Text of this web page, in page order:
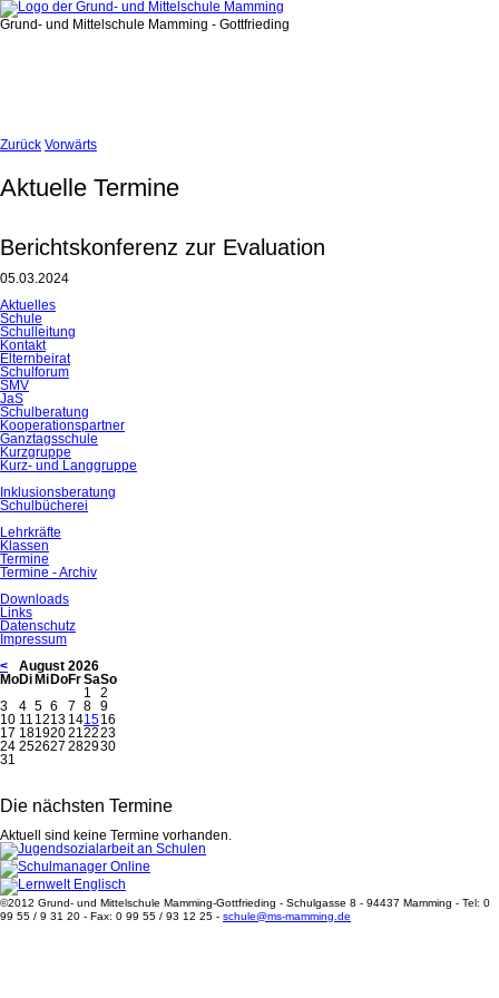
Grund- und Mittelschule Mamming - Gottfrieding
Zurück Vorwärts
Aktuelle Termine
Berichtskonferenz zur Evaluation
05.03.2024
Navigation
überspringen
Aktuelles
Schule
Schulleitung
Kontakt
Elternbeirat
Schulforum
SMV
JaS
Schulberatung
Kooperationspartner
Ganztagsschule
Kurzgruppe
Kurz- und Langgruppe
Inklusionsberatung
Schulbücherei
Lehrkräfte
Klassen
Termine
Termine - Archiv
Downloads
Links
Datenschutz
Impressum
<
August 2026
Montag
Dienstag
Mittwoch
Donnerstag
Freitag
Samstag
Sonntag
1
2
3
4 5 6 7 8 9
10 11 1213 141516
17 181920212223
24 252627 282930
31
Die nächsten Termine
Aktuell sind keine Termine vorhanden.
©2012 Grund- und Mittelschule Mamming-Gottfrieding - Schulgasse 8 - 94437 Mamming - Tel: 0
99 55 / 9 31 20 - Fax: 0 99 55 / 93 12 25 - schule@ms-mamming.de